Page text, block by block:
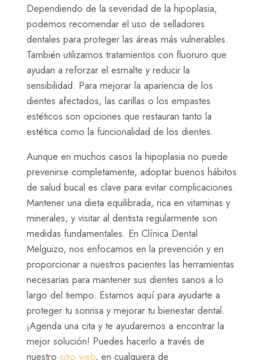
Dependiendo de la severidad de la hipoplasia,
podemos recomendar el uso de selladores
dentales para proteger las áreas más vulnerables.
También utilizamos tratamientos con fluoruro que
ayudan a reforzar el esmalte y reducir la
sensibilidad. Para mejorar la apariencia de los
dientes afectados, las carillas o los empastes
estéticos son opciones que restauran tanto la
estética como la funcionalidad de los dientes.
Aunque en muchos casos la hipoplasia no puede
prevenirse completamente, adoptar buenos hábitos
de salud bucal es clave para evitar complicaciones.
Mantener una dieta equilibrada, rica en vitaminas y
minerales, y visitar al dentista regularmente son
medidas fundamentales. En Clínica Dental
Melguizo, nos enfocamos en la prevención y en
proporcionar a nuestros pacientes las herramientas
necesarias para mantener sus dientes sanos a lo
largo del tiempo. Estamos aquí para ayudarte a
proteger tu sonrisa y mejorar tu bienestar dental.
¡Agenda una cita y te ayudaremos a encontrar la
mejor solución! Puedes hacerlo a través de
nuestro sitio web, en cualquiera de